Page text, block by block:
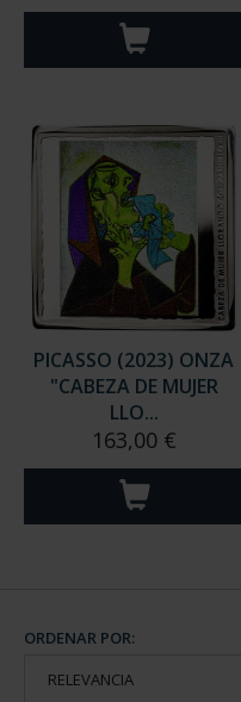
PICASSO (2023) ONZA
"CABEZA DE MUJER
LLO...
163,00 €
ORDENAR POR: